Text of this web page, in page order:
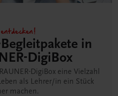
in
DigiBox
DigiBox eine Vielzahl
als Lehrer/in ein Stück
machen.